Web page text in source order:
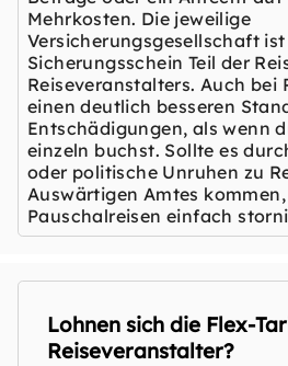
Mehrkosten. Die jeweilige
Versicherungsgesellschaft
Sicherungsschein Teil der
Reiseveranstalters. Auch bei
einen deutlich besseren
Entschädigungen, als wenn
einzeln buchst. Sollte es
oder politische Unruhen zu
Auswärtigen Amtes
Pauschalreisen einfach
Lohnen sich die Flex-
Reiseveranstalter?